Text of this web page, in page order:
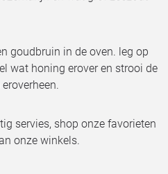
goudbruin in de oven. leg op
wat honing erover en strooi de
servies, shop onze favorieten
onze winkels.